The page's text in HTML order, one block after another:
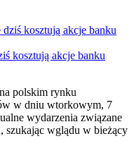
kosztują akcje banku
polskim rynku
w dniu wtorkowym, 7
wydarzenia związane
szukając wglądu w bieżący